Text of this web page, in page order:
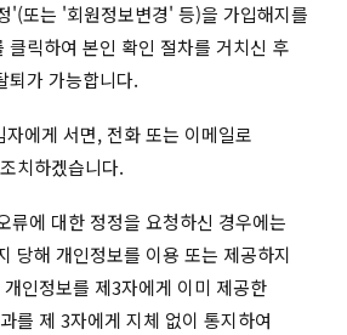
'(또는 '회원정보변경' 등)을 가입해지를
클릭하여 본인 확인 절차를 거치신 후
퇴가 가능합니다.
에게 서면, 전화 또는 이메일로
치하겠습니다.
류에 대한 정정을 요청하신 경우에는
당해 개인정보를 이용 또는 제공하지
인정보를 제3자에게 이미 제공한
를 제 3자에게 지체 없이 통지하여